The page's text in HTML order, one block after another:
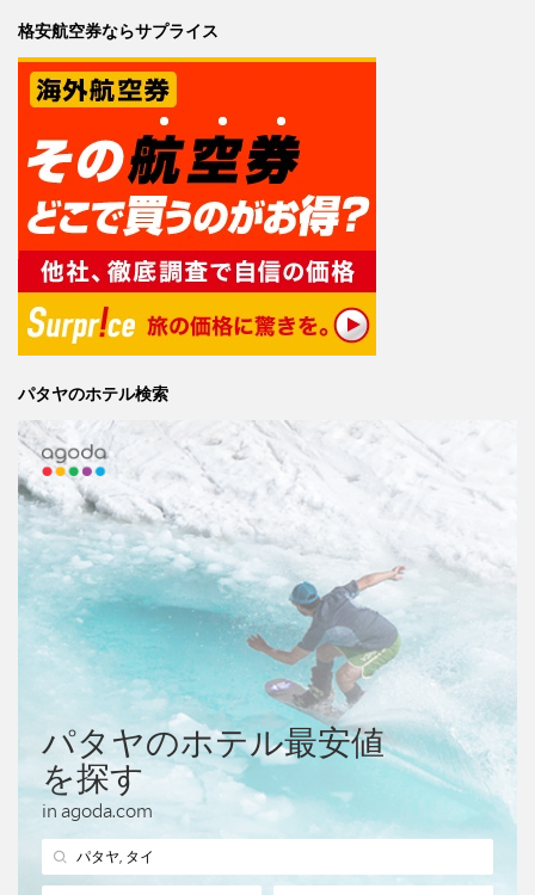
格安航空券ならサプライス
パタヤのホテル検索